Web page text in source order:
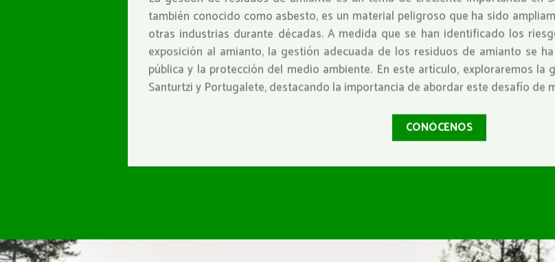
también conocido como asbesto, es un material peligroso que ha sido
otras industrias durante décadas. A medida que se han identificado los
exposición al amianto, la gestión adecuada de los residuos de amianto se
pública y la protección del medio ambiente. En este artículo, exploraremos la
Santurtzi y Portugalete, destacando la importancia de abordar este desafío de
CONÓCENOS